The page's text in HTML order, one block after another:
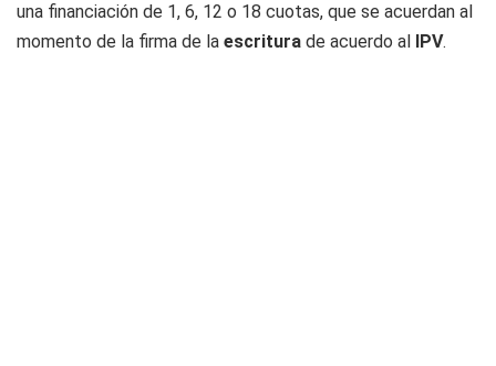
una financiación de 1, 6, 12 o 18 cuotas, que se acuerdan al
momento de la firma de la escritura de acuerdo al IPV.